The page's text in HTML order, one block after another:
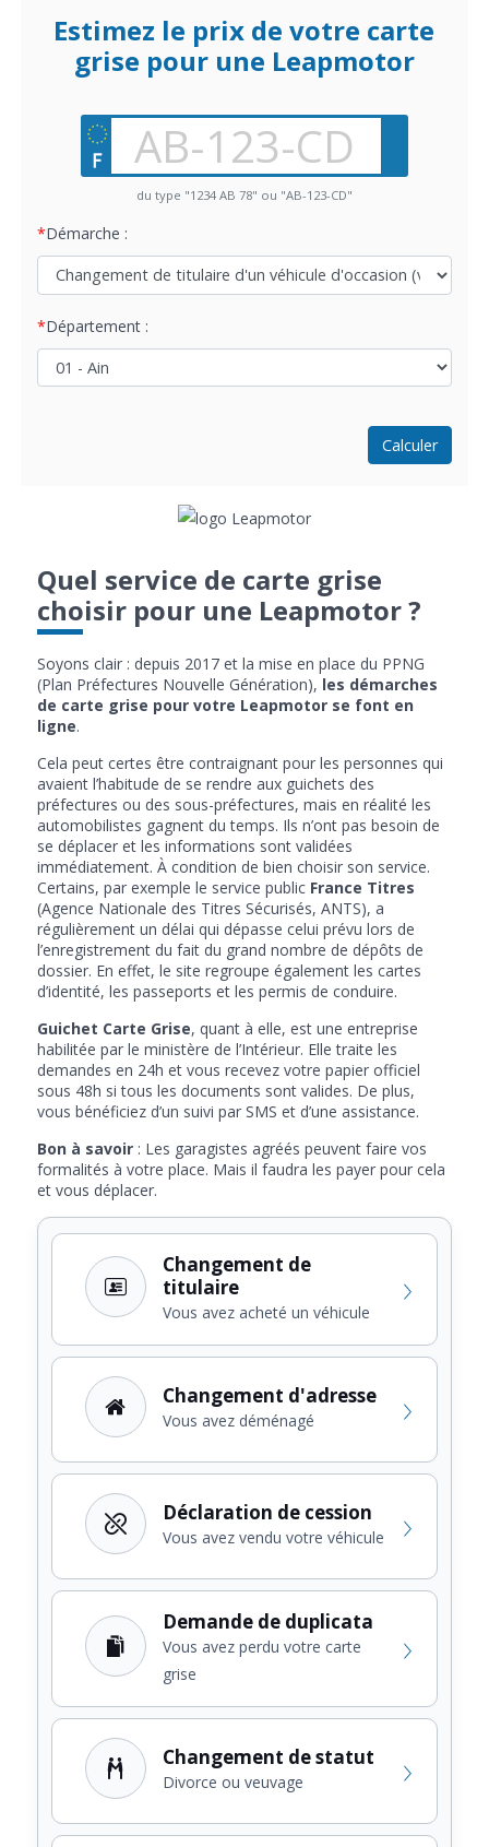
Estimez le prix de votre carte
grise pour une Leapmotor
du type "1234 AB 78" ou "AB-123-CD"
Démarche :
Département :
Calculer
Quel service de carte grise
choisir pour une Leapmotor ?
Soyons clair : depuis 2017 et la mise en place du PPNG
(Plan Préfectures Nouvelle Génération), les démarches
de carte grise pour votre Leapmotor se font en
ligne.
Cela peut certes être contraignant pour les personnes qui
avaient l’habitude de se rendre aux guichets des
préfectures ou des sous-préfectures, mais en réalité les
automobilistes gagnent du temps. Ils n’ont pas besoin de
se déplacer et les informations sont validées
immédiatement. À condition de bien choisir son service.
Certains, par exemple le service public France Titres
(Agence Nationale des Titres Sécurisés, ANTS), a
régulièrement un délai qui dépasse celui prévu lors de
l’enregistrement du fait du grand nombre de dépôts de
dossier. En effet, le site regroupe également les cartes
d’identité, les passeports et les permis de conduire.
Guichet Carte Grise, quant à elle, est une entreprise
habilitée par le ministère de l’Intérieur. Elle traite les
demandes en 24h et vous recevez votre papier officiel
sous 48h si tous les documents sont valides. De plus,
vous bénéficiez d’un suivi par SMS et d’une assistance.
Bon à savoir: Les garagistes agréés peuvent faire vos
formalités à votre place. Mais il faudra les payer pour cela
et vous déplacer.
Changement de
titulaire
Vous avez acheté un véhicule
Changement d'adresse
Vous avez déménagé
Déclaration de cession
Vous avez vendu votre véhicule
Demande de duplicata
Vous avez perdu votre carte
grise
Changement de statut
Divorce ou veuvage